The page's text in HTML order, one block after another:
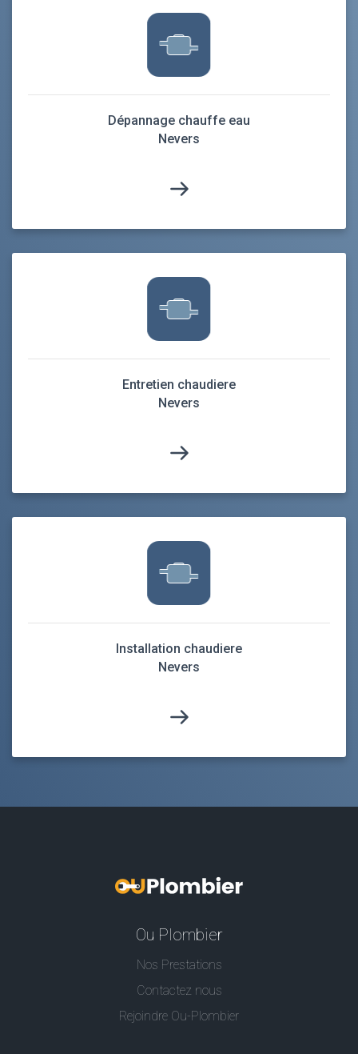
Dépannage chauffe eau
Nevers
Entretien chaudiere
Nevers
Installation chaudiere
Nevers
Ou Plombier
Nos Prestations
Contactez nous
Rejoindre Ou-Plombier